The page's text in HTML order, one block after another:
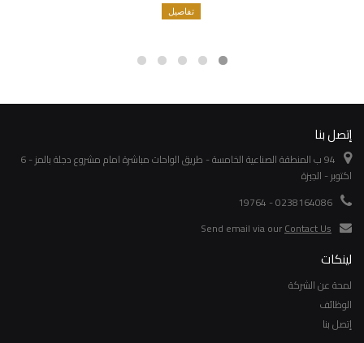
تفاصيل
إتصل بنا
94 ب المنطقة الصناعية الخامسة - طريق الواحات مباشرة امام مشروع دجلة بالمز - 6
اكتوبر - الجيزة
0238164086 - 19764
Send email via ourContact Us
لينكات
لمحة عن الشركة
الوظائف
إتصل بنا